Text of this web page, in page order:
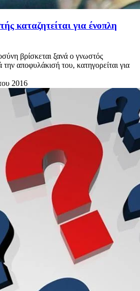
καταζητείται για ένοπλη
βρίσκεται ξανά ο γνωστός
αποφυλάκισή του, κατηγορείται για
2016